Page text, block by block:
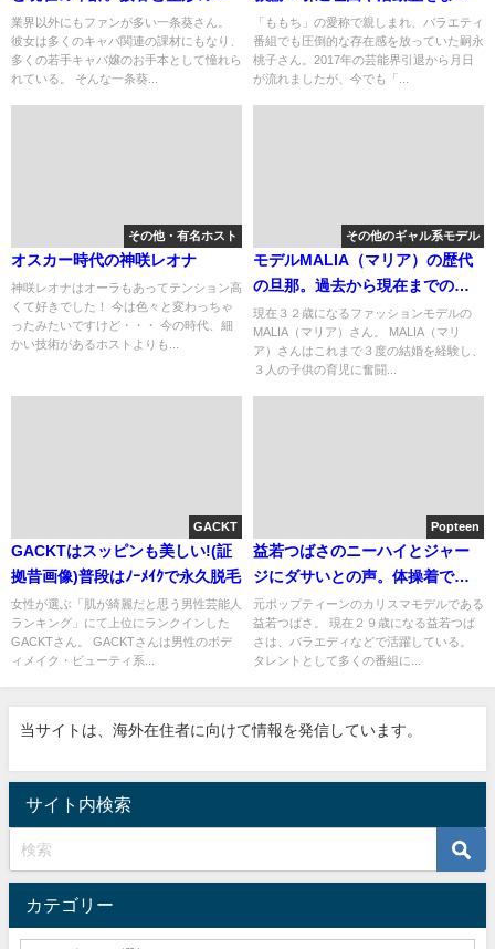
は絶対に嘘です！
業界以外にもファンが多い一条葵さん。
彼女は多くのキャバ関連の課材にもなり、
多くの若手キャバ嬢のお手本として憧れら
れている。 そんな一条葵...
め！
「ももち」の愛称で親しまれ、バラエティ
番組でも圧倒的な存在感を放っていた嗣永
桃子さん。2017年の芸能界引退から月日
が流れましたが、今でも「...
その他・有名ホスト
オスカー時代の神咲レオナ
神咲レオナはオーラもあってテンション高
くて好きでした！ 今は色々と変わっちゃ
ったみたいですけど・・・ 今の時代、細
かい技術があるホストよりも...
その他のギャル系モデル
モデルMALIA（マリア）の歴代
の旦那。過去から現在までの夫
の共通点。
現在３２歳になるファッションモデルの
MALIA（マリア）さん。 MALIA（マリ
ア）さんはこれまで３度の結婚を経験し、
３人の子供の育児に奮闘...
GACKT
GACKTはスッピンも美しい!(証
拠昔画像)普段はﾉｰﾒｲｸで永久脱毛
女性が選ぶ「肌が綺麗だと思う男性芸能人
ランキング」にて上位にランクインした
GACKTさん。 GACKTさんは男性のボデ
ィメイク・ビューティ系...
Popteen
益若つばさのニーハイとジャー
ジにダサいとの声。体操着での
登場もあった。
元ポップティーンのカリスマモデルである
益若つばさ。 現在２９歳になる益若つば
さは、バラエディなどで活躍している。
タレントとして多くの番組に...
当サイトは、海外在住者に向けて情報を発信しています。
サイト内検索
カテゴリー